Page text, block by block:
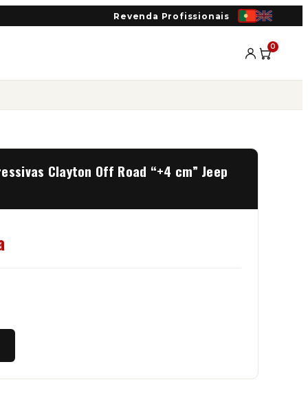
Revenda Profissionais
0
Clayton Off Road “+4 cm” Jeep